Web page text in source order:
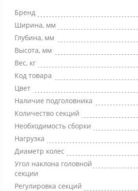
Бренд
Ширина, мм
Глубина, мм
Высота, мм
Вес, кг
Код товара
Цвет
Наличие подголовника
Количество секций
Необходимость сборки
Нагрузка
Диаметр колес
Угол наклона головной
секции
Регулировка секций